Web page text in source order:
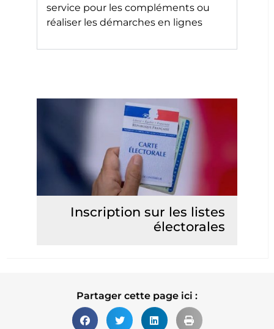
service pour les compléments ou
réaliser les démarches en lignes
Inscription sur les listes
électorales
Partager cette page ici :